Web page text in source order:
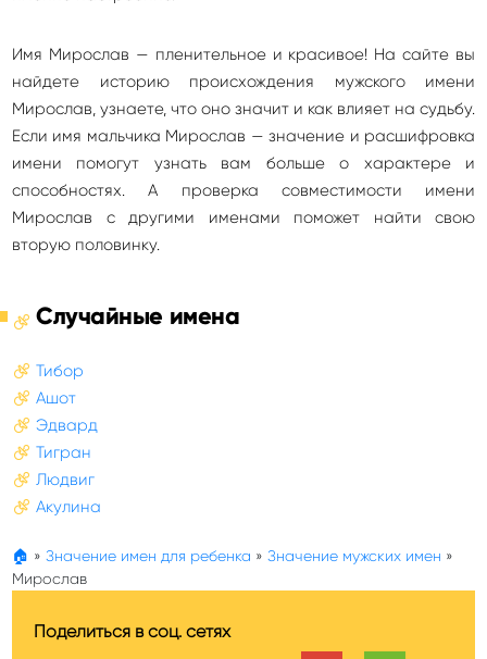
Имя Мирослав — пленительное и красивое! На сайте вы
найдете историю происхождения мужского имени
Мирослав, узнаете, что оно значит и как влияет на судьбу.
Если имя мальчика Мирослав — значение и расшифровка
имени помогут узнать вам больше о характере и
способностях. А проверка совместимости имени
Мирослав с другими именами поможет найти свою
вторую половинку.
Случайные имена
Тибор
Ашот
Эдвард
Тигран
Людвиг
Акулина
🏠 » Значение имен для ребенка » Значение мужских имен »
Мирослав
Поделиться в соц. сетях